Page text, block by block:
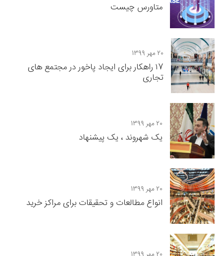
متاورس چیست
20 مهر 1399
۱7 راهکار برای ایجاد پاخور در مجتمع های
تجاری
20 مهر 1399
یک شهروند ، یک پیشنهاد
20 مهر 1399
انواع مطالعات و تحقیقات برای مراکز خرید